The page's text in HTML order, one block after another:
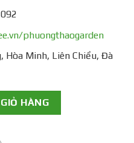
phuongthaogarden
Hòa Minh, Liên Chiểu, Đà
20/22) số lượng
HÀNG